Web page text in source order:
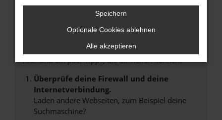
Fehler: Network Error
Beim Laden ist ein Fehler aufgetreten.
Hier sind ein paar Tipps, die dir helfen können:
Überprüfe deine Firewall und deine
Internetverbindung.
Laden andere Webseiten, zum Beispiel deine
Suchmaschine?
Speichern
Optionale Cookies ablehnen
Alle akzeptieren